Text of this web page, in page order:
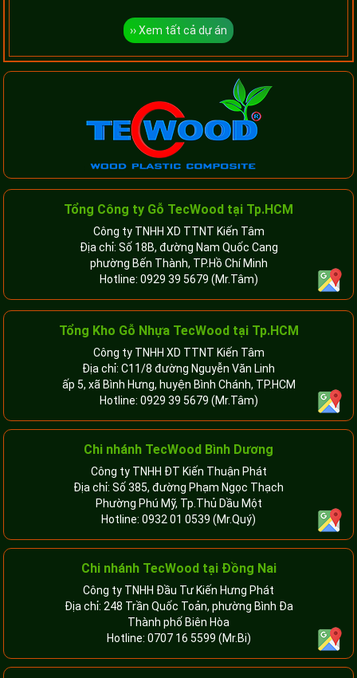
›› Xem tất cả dự án
Tổng Công ty Gỗ TecWood tại Tp.HCM
Công ty TNHH XD TTNT Kiến Tâm
Địa chỉ: Số 18B, đường Nam Quốc Cang
phường Bến Thành, TP.Hồ Chí Minh
Hotline: 0929 39 5679 (Mr.Tâm)
Tổng Kho Gỗ Nhựa TecWood tại Tp.HCM
Công ty TNHH XD TTNT Kiến Tâm
Địa chỉ: C11/8 đường Nguyễn Văn Linh
ấp 5, xã Bình Hưng, huyện Bình Chánh, TP.HCM
Hotline: 0929 39 5679 (Mr.Tâm)
Chi nhánh TecWood Bình Dương
Công ty TNHH ĐT Kiến Thuận Phát
Địa chỉ: Số 385, đường Phạm Ngọc Thạch
Phường Phú Mỹ, Tp.Thủ Dầu Một
Hotline: 0932 01 0539 (Mr.Quý)
Chi nhánh TecWood tại Đồng Nai
Công ty TNHH Đầu Tư Kiến Hưng Phát
Địa chỉ: 248 Trần Quốc Toản, phường Bình Đa
Thành phố Biên Hòa
Hotline: 0707 16 5599 (Mr.Bi)